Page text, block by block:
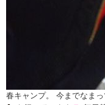
春キャンプ。 今までなま